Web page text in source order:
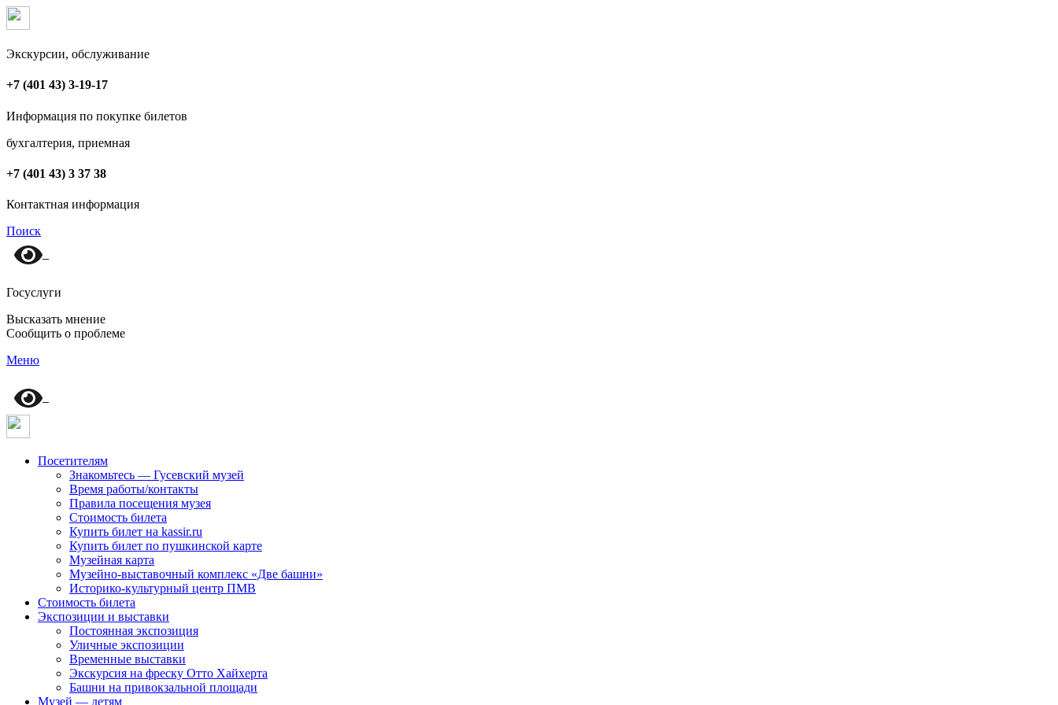
Экскурсии, обслуживание
+7 (401 43) 3-19-17
Информация по покупке билетов
бухгалтерия, приемная
+7 (401 43) 3 37 38
Контактная информация
Поиск
Госуслуги
Высказать мнение
Сообщить о проблеме
Меню
Посетителям
Знакомьтесь — Гусевский музей
Время работы/контакты
Правила посещения музея
Стоимость билета
Купить билет на kassir.ru
Купить билет по пушкинской карте
Музейная карта
Музейно-выставочный комплекс «Две башни»
Историко-культурный центр ПМВ
Стоимость билета
Экспозиции и выставки
Постоянная экспозиция
Уличные экспозиции
Временные выставки
Экскурсия на фреску Отто Хайхерта
Башни на привокзальной площади
Музей — детям